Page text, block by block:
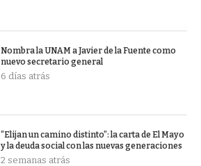
Nombra la UNAM a Javier de la Fuente como
nuevo secretario general
6 días atrás
“Elijan un camino distinto”: la carta de El Mayo
y la deuda social con las nuevas generaciones
2 semanas atrás